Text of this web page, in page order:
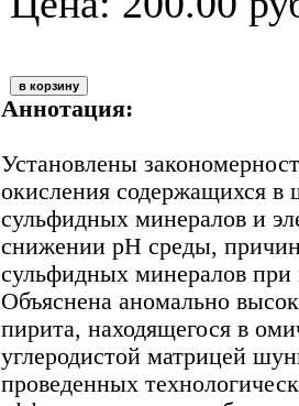
Аннотация:
Установлены
окисления содержащихся в
сульфидных минералов и
снижении рН среды,
сульфидных минералов
Объяснена аномально
пирита, находящегося в
углеродистой матрицей
проведенных